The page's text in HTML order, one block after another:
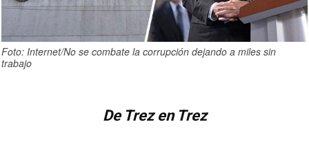
Foto: Internet/No se combate la corrupción dejando a miles sin
trabajo
De Trez en Trez